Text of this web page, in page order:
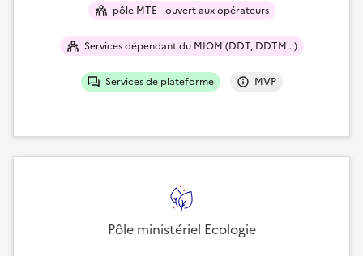
pôle MTE - ouvert aux opérateurs
Services dépendant du MIOM (DDT, DDTM...)
Services de plateforme MVP
Pôle ministériel Ecologie